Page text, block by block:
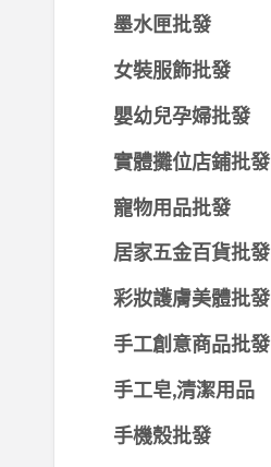
墨水匣批發
女裝服飾批發
嬰幼兒孕婦批發
實體攤位店鋪批發
寵物用品批發
居家五金百貨批發
彩妝護膚美體批發
手工創意商品批發
手工皂,清潔用品
手機殼批發